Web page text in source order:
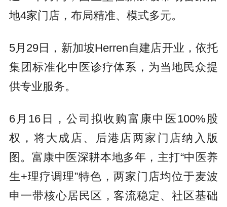
地4家门店，布局精准、模式多元。
5月29日，新加坡Herren自建店开业，依托
集团标准化中医诊疗体系，为当地民众提
供专业服务。
6月16日，公司拟收购富康中医100%股
权，将大成店、后港店两家门店纳入版
图。富康中医深耕本地多年，主打“中医养
生+理疗调理”特色，两家门店均位于麦波
申一带核心居民区，客流稳定、社区基础